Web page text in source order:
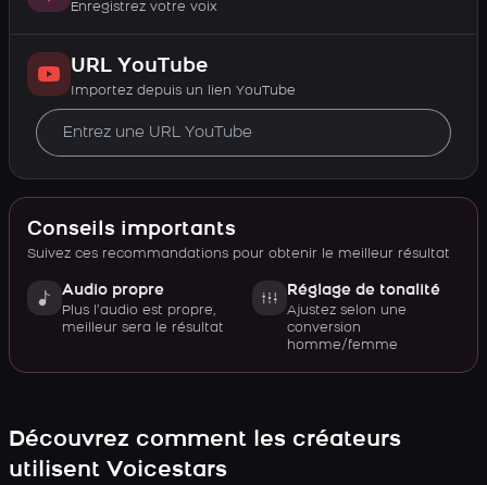
Enregistrez votre voix
URL YouTube
Importez depuis un lien YouTube
Conseils importants
Suivez ces recommandations pour obtenir le meilleur résultat
Audio propre
Plus l’audio est propre,
meilleur sera le résultat
Réglage de tonalité
Ajustez selon une
conversion
homme/femme
Découvrez comment les créateurs
utilisent Voicestars